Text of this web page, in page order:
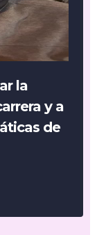
la
y a
de